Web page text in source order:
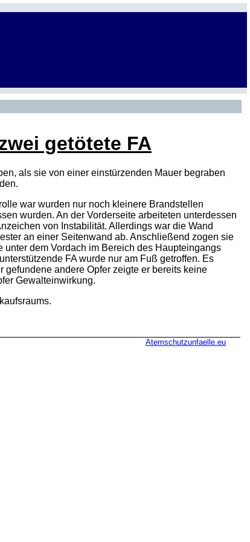
getötete FA
als sie von einer einstürzenden Mauer begraben
war wurden nur noch kleinere Brandstellen
wurden. An der Vorderseite arbeiteten unterdessen
von Instabilität. Allerdings war die Wand
an einer Seitenwand ab. Anschließend zogen sie
dem Vordach im Bereich des Haupteingangs
FAwurde nur am Fuß getroffen. Es
andere Opfer zeigte er bereits keine
Gewalteinwirkung.
Atemschutzunfaelle.eu